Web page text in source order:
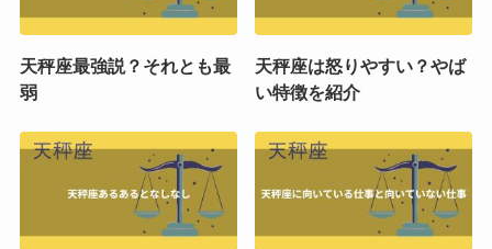
天秤座最強説？それとも最
弱
天秤座は怒りやすい？やば
い特徴を紹介